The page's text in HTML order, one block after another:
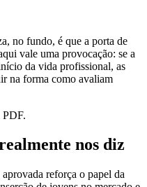
no fundo, é que a porta de
vale uma provocação: se a
da vida profissional, as
na forma como avaliam
PDF.
nos diz
reforça o papel da